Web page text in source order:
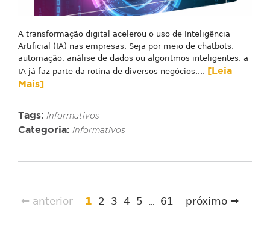
A transformação digital acelerou o uso de Inteligência
Artificial (IA) nas empresas. Seja por meio de chatbots,
automação, análise de dados ou algoritmos inteligentes, a
IA já faz parte da rotina de diversos negócios.... [Leia
Mais]
Tags: Informativos
Categoria: Informativos
← anterior 1 2 3 4 5 61 próximo →